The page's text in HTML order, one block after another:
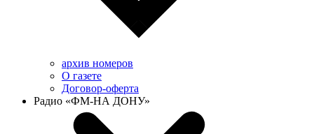
архив номеров
О газете
Договор-оферта
Радио «ФМ-НА ДОНУ»